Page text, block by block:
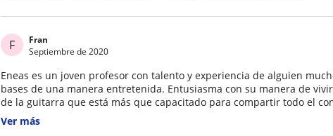
F
Fran
Septiembre de 2020
Eneas es un joven profesor con talento y experiencia de alguien
bases de una manera entretenida. Entusiasma con su manera de
de la guitarra que está más que capacitado para compartir todo el conocimiento que posee sobre
este gran instrumento musical. En pocas palabras es un gran
transmitir!
Ver más